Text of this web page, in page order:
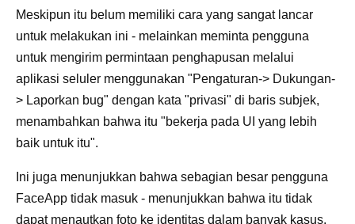
Meskipun itu belum memiliki cara yang sangat lancar
untuk melakukan ini - melainkan meminta pengguna
untuk mengirim permintaan penghapusan melalui
aplikasi seluler menggunakan "Pengaturan-> Dukungan-
> Laporkan bug" dengan kata "privasi" di baris subjek,
menambahkan bahwa itu "bekerja pada UI yang lebih
baik untuk itu".
Ini juga menunjukkan bahwa sebagian besar pengguna
FaceApp tidak masuk - menunjukkan bahwa itu tidak
dapat menautkan foto ke identitas dalam banyak kasus.